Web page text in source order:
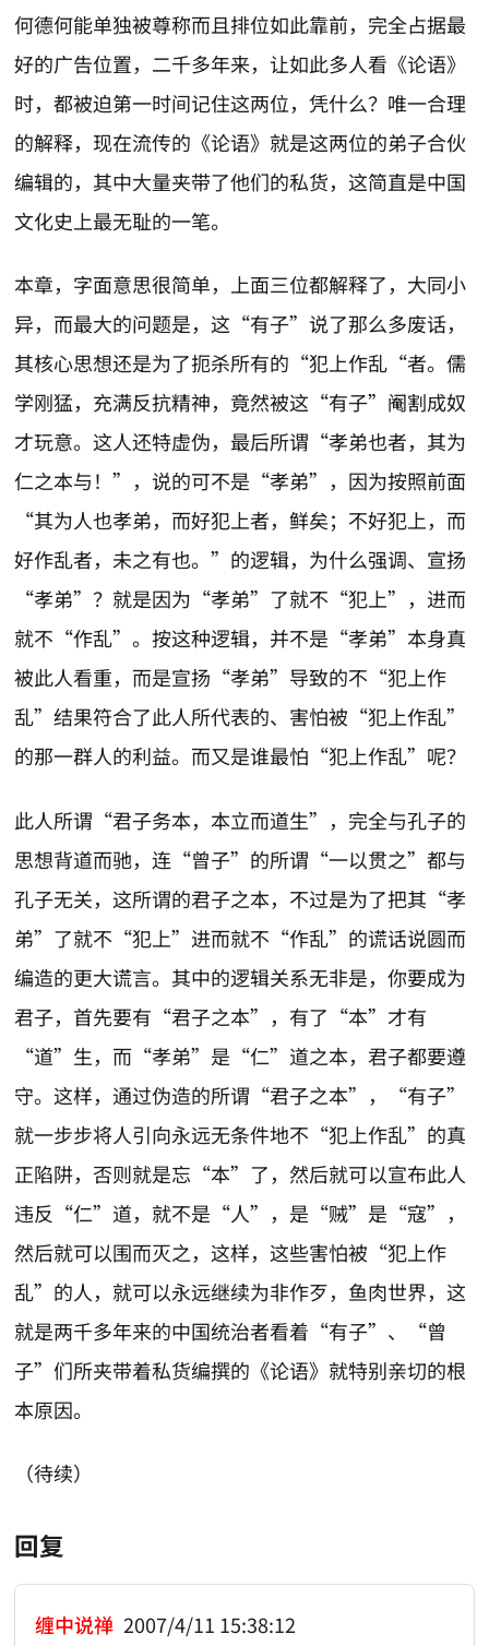
何德何能单独被尊称而且排位如此靠前，完全占据最
好的广告位置，二千多年来，让如此多人看《论语》
时，都被迫第一时间记住这两位，凭什么？唯一合理
的解释，现在流传的《论语》就是这两位的弟子合伙
编辑的，其中大量夹带了他们的私货，这简直是中国
文化史上最无耻的一笔。
本章，字面意思很简单，上面三位都解释了，大同小
异，而最大的问题是，这“有子”说了那么多废话，
其核心思想还是为了扼杀所有的“犯上作乱“者。儒
学刚猛，充满反抗精神，竟然被这“有子”阉割成奴
才玩意。这人还特虚伪，最后所谓“孝弟也者，其为
仁之本与！”，说的可不是“孝弟”，因为按照前面
“其为人也孝弟，而好犯上者，鲜矣；不好犯上，而
好作乱者，未之有也。”的逻辑，为什么强调、宣扬
“孝弟”？就是因为“孝弟”了就不“犯上”，进而
就不“作乱”。按这种逻辑，并不是“孝弟”本身真
被此人看重，而是宣扬“孝弟”导致的不“犯上作
乱”结果符合了此人所代表的、害怕被“犯上作乱”
的那一群人的利益。而又是谁最怕“犯上作乱”呢？
此人所谓“君子务本，本立而道生”，完全与孔子的
思想背道而驰，连“曾子”的所谓“一以贯之”都与
孔子无关，这所谓的君子之本，不过是为了把其“孝
弟”了就不“犯上”进而就不“作乱”的谎话说圆而
编造的更大谎言。其中的逻辑关系无非是，你要成为
君子，首先要有“君子之本”，有了“本”才有
“道”生，而“孝弟”是“仁”道之本，君子都要遵
守。这样，通过伪造的所谓“君子之本”，“有子”
就一步步将人引向永远无条件地不“犯上作乱”的真
正陷阱，否则就是忘“本”了，然后就可以宣布此人
违反“仁”道，就不是“人”，是“贼”是“寇”，
然后就可以围而灭之，这样，这些害怕被“犯上作
乱”的人，就可以永远继续为非作歹，鱼肉世界，这
就是两千多年来的中国统治者看着“有子”、“曾
子”们所夹带着私货编撰的《论语》就特别亲切的根
本原因。
（待续）
回复
缠中说禅 2007/4/11 15:38:12